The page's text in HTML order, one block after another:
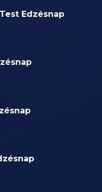
Edzésnap